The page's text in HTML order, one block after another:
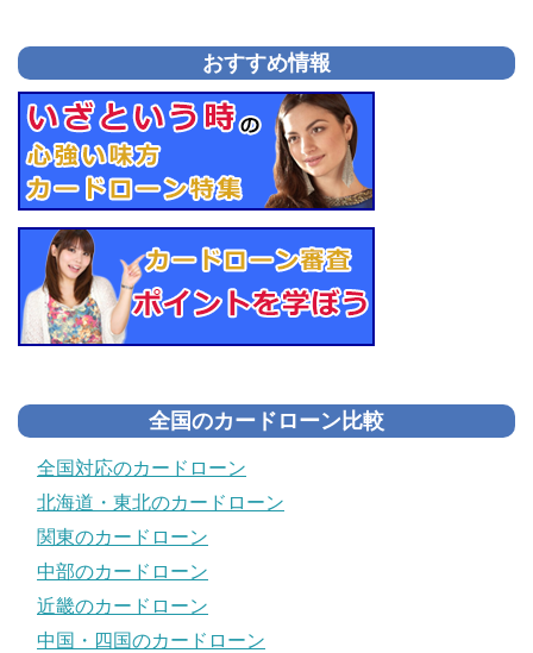
おすすめ情報
全国のカードローン比較
全国対応のカードローン
北海道・東北のカードローン
関東のカードローン
中部のカードローン
近畿のカードローン
中国・四国のカードローン